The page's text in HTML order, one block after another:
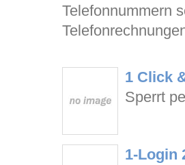
Telefonnummern
1 Click
Sperrt
1-Login